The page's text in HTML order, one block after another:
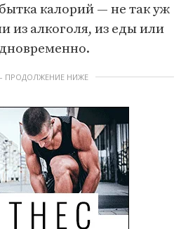
калорий — не так уж
из алкоголя, из еды или
ПРОДОЛЖЕНИЕ НИЖЕ